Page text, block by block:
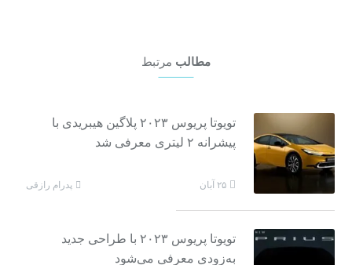
مطالب مرتبط
تویوتا پریوس ۲۰۲۳ پلاگین هیبریدی با
پیشرانه ۲ لیتری معرفی شد
۲۵ آبان پدرام رازقی
تویوتا پریوس ۲۰۲۳ با طراحی جدید
به‌زودی معرفی می‌شود